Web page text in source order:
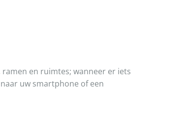
en ruimtes; wanneer er iets
uw smartphone of een